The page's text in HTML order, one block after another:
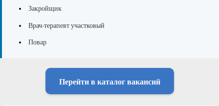
Закройщик
Врач-терапевт участковый
Повар
Перейти в каталог вакансий